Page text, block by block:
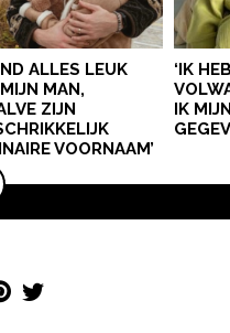
ALLES LEUK
MAN,
ZIJN
VOORNAAM’
‘IK
IK